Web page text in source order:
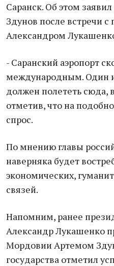
Саранск. Об этом
Здунов после встречи
Александром
- Саранский аэропорт
международным. Один
должен полететь сюда,
отметив, что на
спрос.
По мнению главы
наверняка будет
экономических,
связей.
Напомним, ранее
Александр Лукашенко
Мордовии Артемом
государства отметил